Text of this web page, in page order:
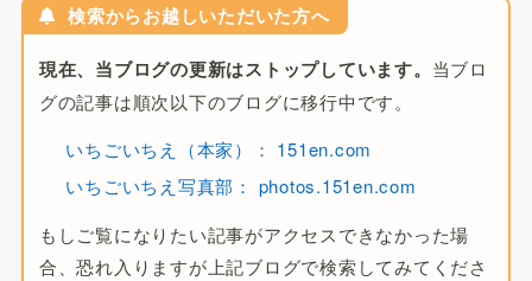
検索からお越しいただいた方へ
現在、当ブログの更新はストップしています。 当ブロ
グの記事は順次以下のブログに移行中です。
いちごいちえ（本家）： 151en.com
いちごいちえ写真部： photos.151en.com
もしご覧になりたい記事がアクセスできなかった場
合、恐れ入りますが上記ブログで検索してみてくださ